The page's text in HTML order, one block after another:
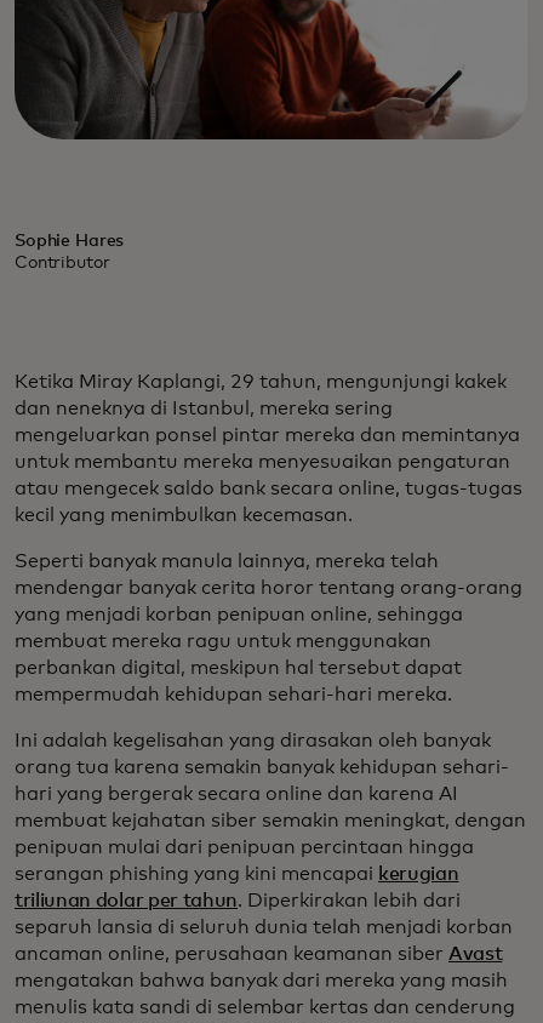
Sophie Hares
Contributor
Ketika Miray Kaplangi, 29 tahun, mengunjungi kakek
dan neneknya di Istanbul, mereka sering
mengeluarkan ponsel pintar mereka dan memintanya
untuk membantu mereka menyesuaikan pengaturan
atau mengecek saldo bank secara online, tugas-tugas
kecil yang menimbulkan kecemasan.
Seperti banyak manula lainnya, mereka telah
mendengar banyak cerita horor tentang orang-orang
yang menjadi korban penipuan online, sehingga
membuat mereka ragu untuk menggunakan
perbankan digital, meskipun hal tersebut dapat
mempermudah kehidupan sehari-hari mereka.
Ini adalah kegelisahan yang dirasakan oleh banyak
orang tua karena semakin banyak kehidupan sehari-
hari yang bergerak secara online dan karena AI
membuat kejahatan siber semakin meningkat, dengan
penipuan mulai dari penipuan percintaan hingga
serangan phishing yang kini mencapai kerugian
triliunan dolar per tahun. Diperkirakan lebih dari
separuh lansia di seluruh dunia telah menjadi korban
ancaman online, perusahaan keamanan siber Avast
mengatakan bahwa banyak dari mereka yang masih
menulis kata sandi di selembar kertas dan cenderung